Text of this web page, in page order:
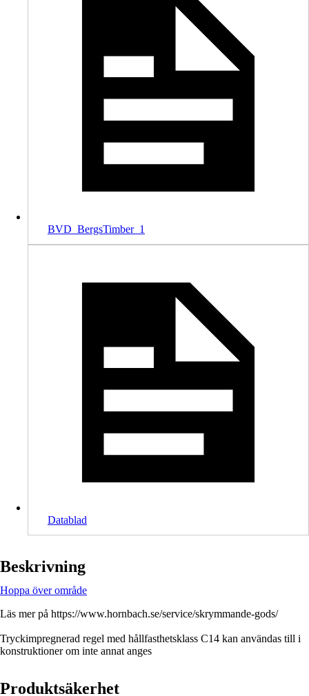
BVD_BergsTimber_1
Datablad
Beskrivning
Hoppa över område
Läs mer på https://www.hornbach.se/service/skrymmande-gods/
Tryckimpregnerad regel med hållfasthetsklass C14 kan användas till i
konstruktioner om inte annat anges
Produktsäkerhet